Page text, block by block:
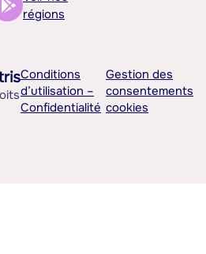
régions
Conditions
d’utilisation –
Confidentialité
Gestion des
consentements
cookies